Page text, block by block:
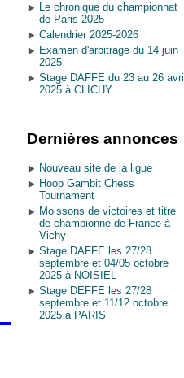
Le chronique du championnat
de Paris 2025
Calendrier 2025-2026
Examen d'arbitrage du 14 juin
2025
Stage DAFFE du 23 au 26 avril
2025 à CLICHY
Dernières annonces
Nouveau site de la ligue
Hoop Gambit Chess
Tournament
Moissons de victoires et titre
de championne de France à
Vichy
Stage DAFFE les 27/28
septembre et 04/05 octobre
2025 à NOISIEL
Stage DEFFE les 27/28
septembre et 11/12 octobre
2025 à PARIS